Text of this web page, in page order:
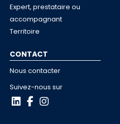
Expert, prestataire ou
accompagnant
Territoire
CONTACT
Nous contacter
Suivez-nous sur